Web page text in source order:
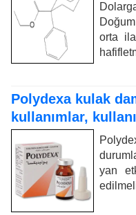
orta
Polydexa kulak
kullanımlar,
yan